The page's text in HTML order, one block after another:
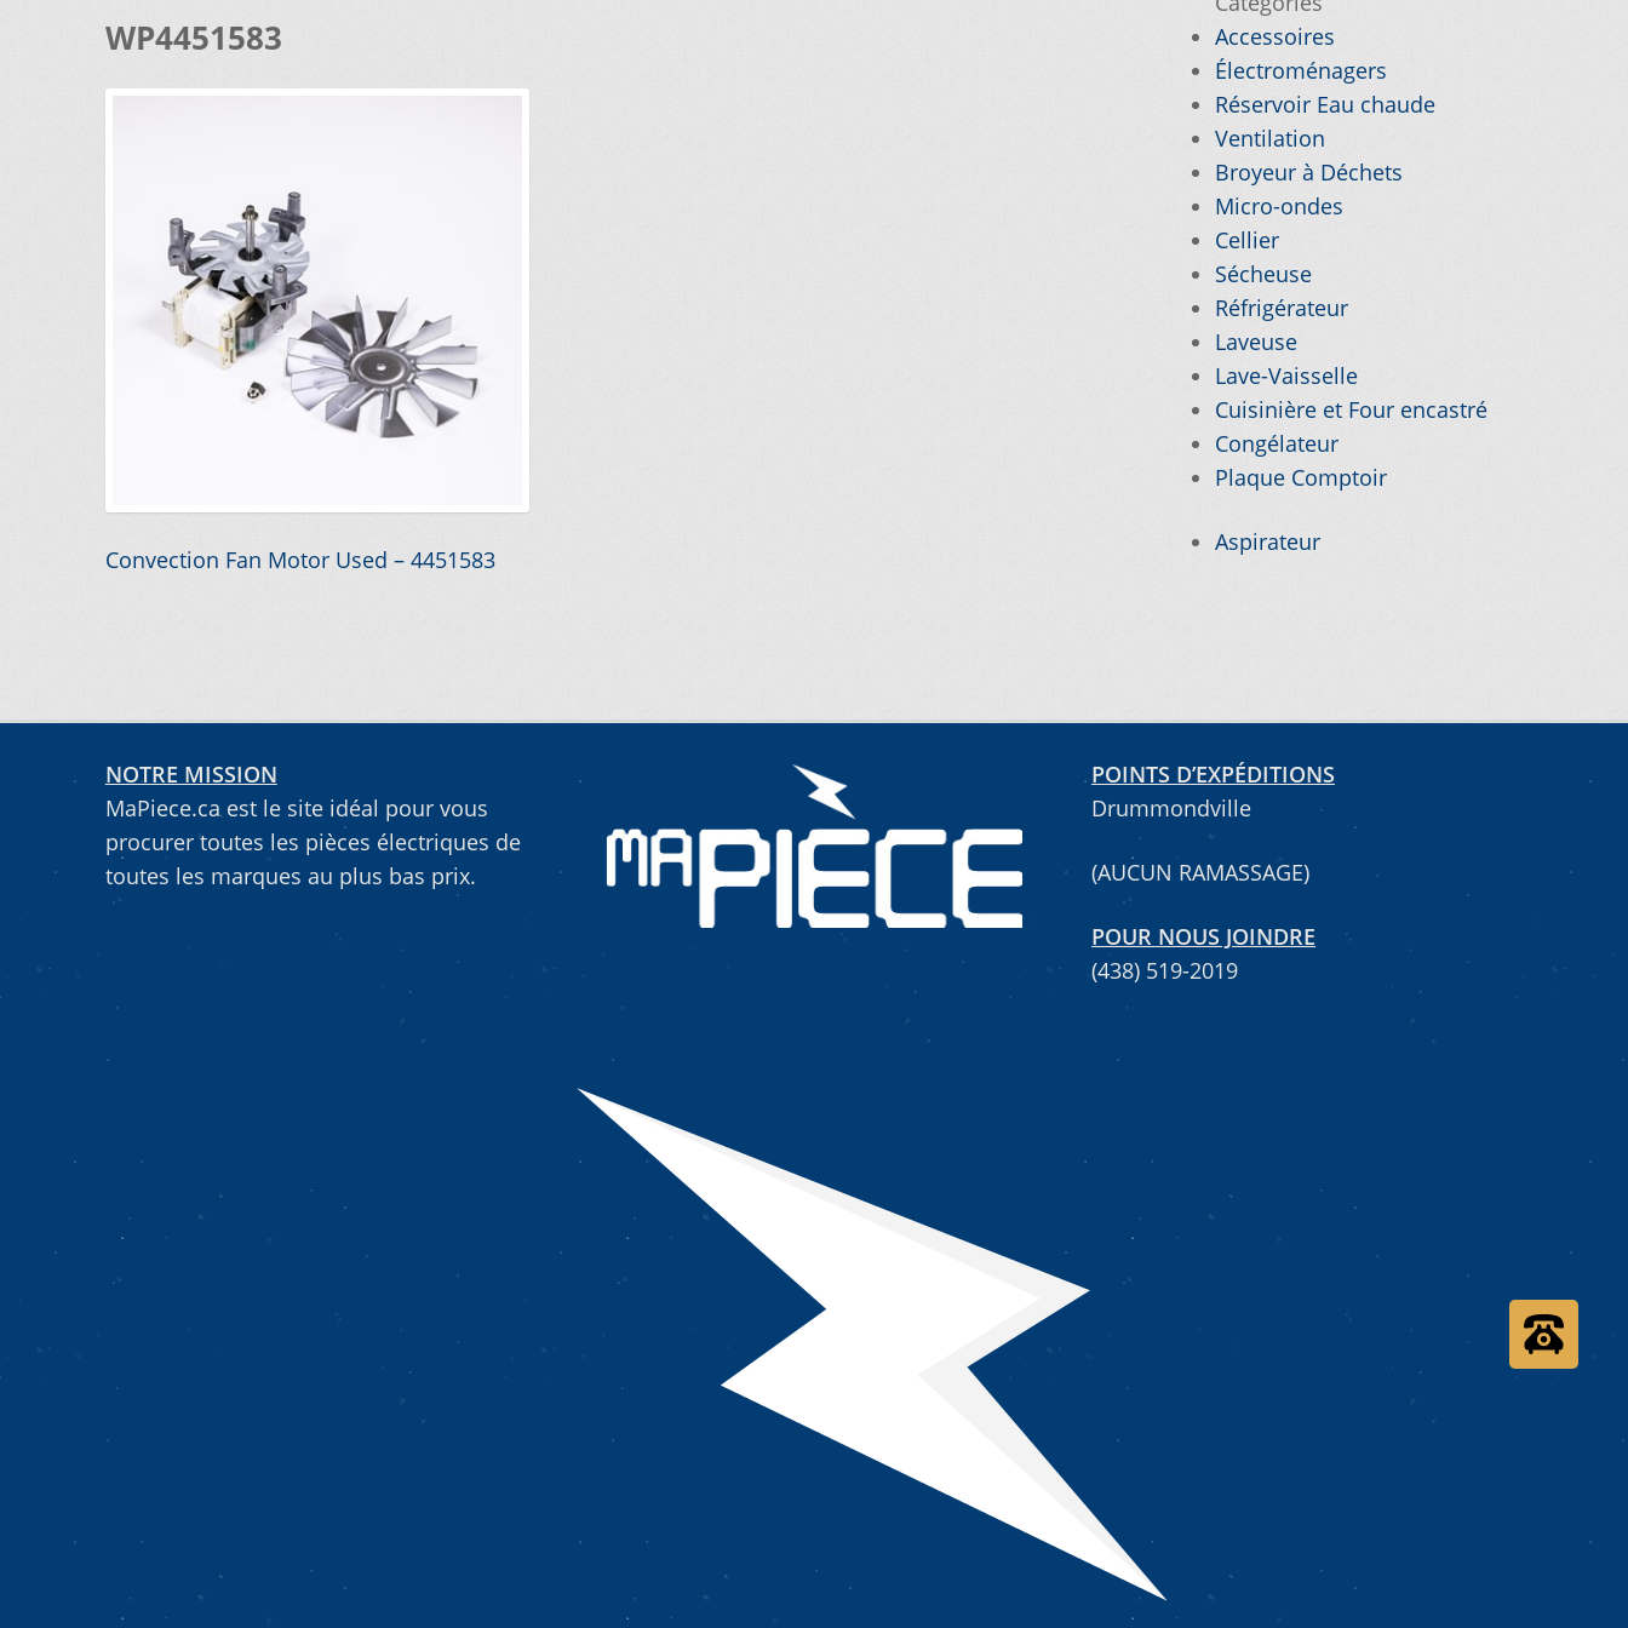
WP4451583
Navigation
Article
Convection Fan Motor Used – 4451583
Accessoires
Électroménagers
Réservoir Eau chaude
Ventilation
Broyeur à Déchets
Micro-ondes
Cellier
Sécheuse
Réfrigérateur
Laveuse
Lave-Vaisselle
Cuisinière et Four encastré
Congélateur
Plaque Comptoir
Aspirateur
NOTRE MISSION
MaPiece.ca est le site idéal pour vous
procurer toutes les pièces électriques de
toutes les marques au plus bas prix.
POINTS D’EXPÉDITIONS
Drummondville
(AUCUN RAMASSAGE)
POUR NOUS JOINDRE
(438) 519-2019